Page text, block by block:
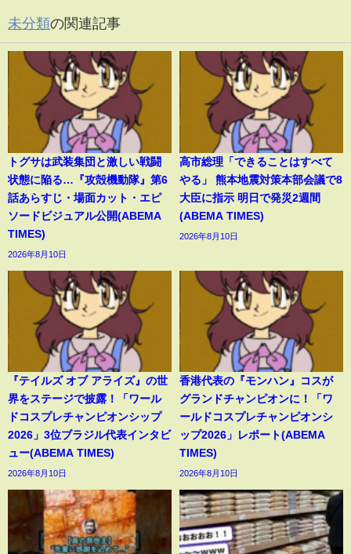
未分類の関連記事
トグサは武装集団と激しい戦闘
状態に陥る…『攻殻機動隊』第6
話あらすじ・場面カット・エピ
ソードビジュアル公開(ABEMA
TIMES)
2026年8月10日
高市総理「できることはすべて
やる」 熊本地震対策本部会議で8
大臣に指示 明日で発災2週間
(ABEMA TIMES)
2026年8月10日
『テイルズ オブ アライズ』の世
界をステージで披露！「ワール
ドコスプレチャンピオンシップ
2026」3位ブラジル代表インタビ
ュー(ABEMA TIMES)
2026年8月10日
香港代表の『モンハン』コスが
グランドチャンピオンに！「ワ
ールドコスプレチャンピオンシ
ップ2026」レポート(ABEMA
TIMES)
2026年8月10日